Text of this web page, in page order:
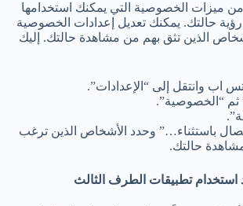
ميزات الخصوصية التي يمكنك استخدامها
حالتك. يمكنك تعديل إعدادات الخصوصية
الذين تثق بهم من مشاهدة حالتك. إليك
اب وانتقل إلى “الإعدادات”.
ثم “الخصوصية”.
باستثناء…” وحدد الأشخاص الذين ترغب
حالتك.
استخدام تطبيقات الطرف الثالث